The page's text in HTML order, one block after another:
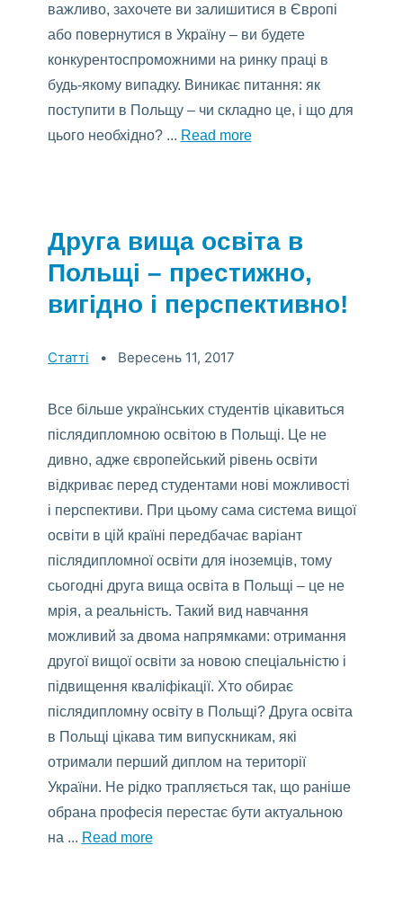
важливо, захочете ви залишитися в Європі
або повернутися в Україну – ви будете
конкурентоспроможними на ринку праці в
будь-якому випадку. Виникає питання: як
поступити в Польщу – чи складно це, і що для
цього необхідно? ... Read more
Друга вища освіта в
Польщі – престижно,
вигідно і перспективно!
>Categories:
Статті Вересень 11, 2017
Все більше українських студентів цікавиться
післядипломною освітою в Польщі. Це не
дивно, адже європейський рівень освіти
відкриває перед студентами нові можливості
і перспективи. При цьому сама система вищої
освіти в цій країні передбачає варіант
післядипломної освіти для іноземців, тому
сьогодні друга вища освіта в Польщі – це не
мрія, а реальність. Такий вид навчання
можливий за двома напрямками: отримання
другої вищої освіти за новою спеціальністю і
підвищення кваліфікації. Хто обирає
післядипломну освіту в Польщі? Друга освіта
в Польщі цікава тим випускникам, які
отримали перший диплом на території
України. Не рідко трапляється так, що раніше
обрана професія перестає бути актуальною
на ... Read more